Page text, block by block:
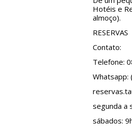
Hotéis e
almoço).
RESERVAS
Contato:
Telefone:
segunda a
sábados: